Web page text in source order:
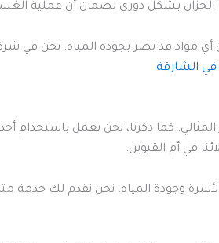
بشكل دوري لضمان أن عملية الغسيل
مواد قد تضر بجودة المياه. نحن في شركة
الشارقة
كما ذكرنا، نحن نعمل باستخدام
في أم القيوين.
وجودة المياه. نحن نقدم لك خدمة